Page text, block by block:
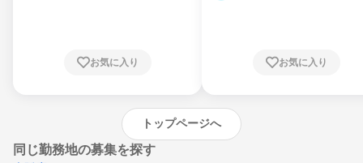
崎県、熊本県、大分県、宮崎県、鹿児島県、
お気に入り お気に入り
トップページへ
同じ勤務地の募集を探す